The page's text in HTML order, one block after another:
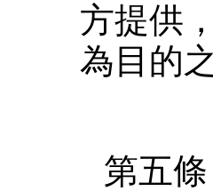
方提供
為目的
第五